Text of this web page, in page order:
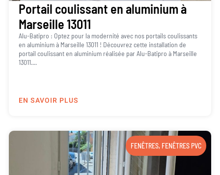
Portail coulissant en aluminium à
Marseille 13011
Alu-Batipro : Optez pour la modernité avec nos portails coulissants
en aluminium à Marseille 13011 ! Découvrez cette installation de
portail coulissant en aluminium réalisée par Alu-Batipro à Marseille
13011....
EN SAVOIR PLUS
FENÊTRES, FENÊTRES PVC